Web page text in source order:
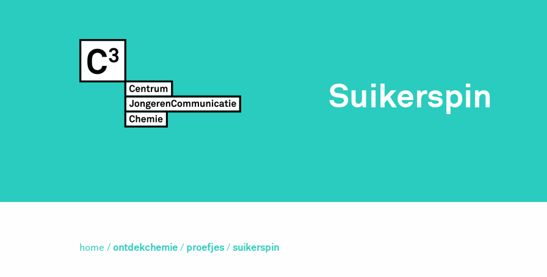
Suikerspin
home / ontdekchemie / proefjes / suikerspin